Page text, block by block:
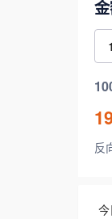
反
今